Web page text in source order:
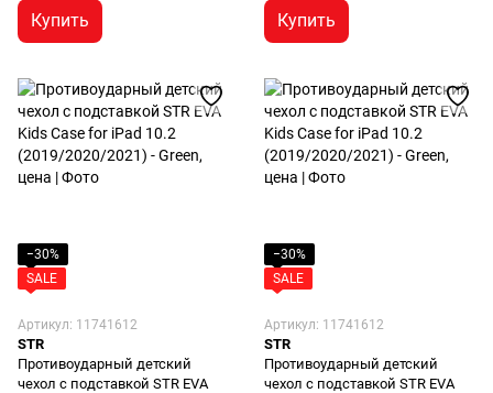
Купить Купить
−30%
SALE
Артикул: 11741612
STR
Противоударный детский
чехол с подставкой STR EVA
−30%
SALE
Артикул: 11741612
STR
Противоударный детский
чехол с подставкой STR EVA